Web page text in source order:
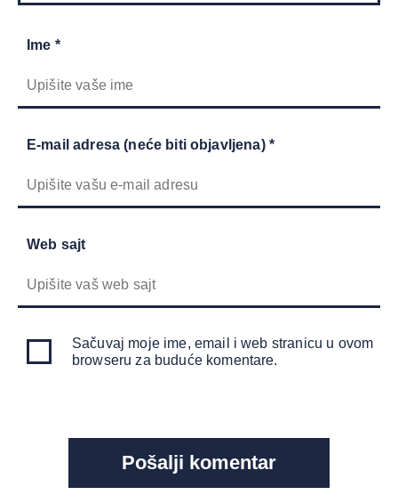
Ime *
E-mail adresa (neće biti objavljena) *
Web sajt
Sačuvaj moje ime, email i web stranicu u ovom
browseru za buduće komentare.